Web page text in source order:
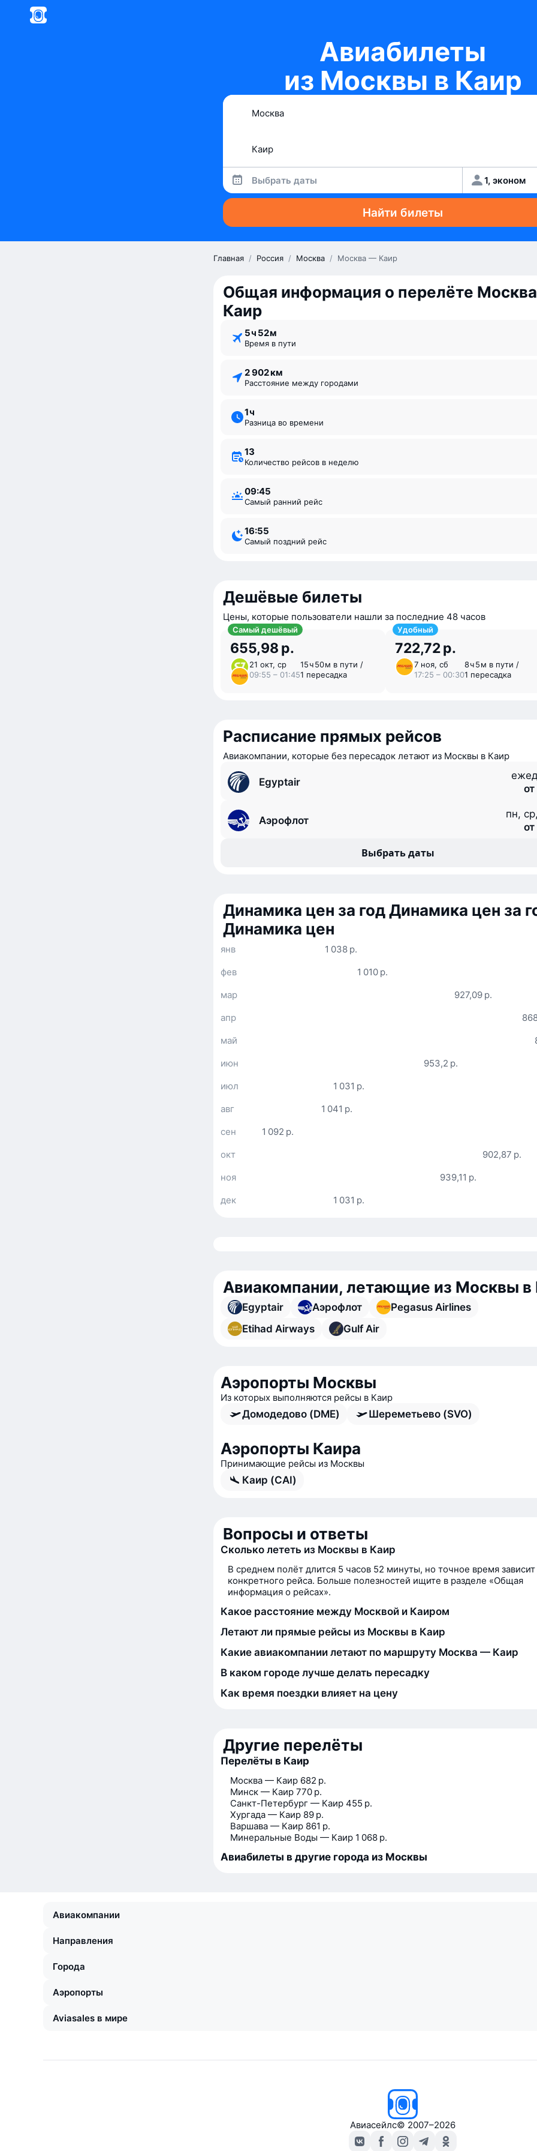
Авиабилеты
из Москвы в Каир
Выбрать даты 1, эконом
Найти билеты
Главная / Россия / Москва / Москва — Каир
Общая информация о перелёте
Каир
5 ⁠ч 52 ⁠м
Время в пути
2 902 км
Расстояние между городами
1 ⁠ч
Разница во времени
13
Количество рейсов в неделю
09:45
Самый ранний рейс
16:55
Самый поздний рейс
Дешёвые билеты
Цены, которые пользователи нашли за последние 48 часов
Самый дешёвый
655,98 р.
21 окт, ср
09:55 – 01:45
15 ⁠ч 50 ⁠м в пути /
1 пересадка
Удобный
722,72 р.
7 ноя, сб
17:25 – 00:30
8 ⁠ч 5 ⁠м в пути /
1 пересадка
Расписание прямых рейсов
Авиакомпании, которые без пересадок летают из Москвы в Каир
Egyptair
Аэрофлот
пн,
Выбрать даты
Динамика цен за годДинамика цен за
Динамика цен
1 038 р.
янв
1 010 р.
фев
927,09 р.
мар
апр
май
953,2 р.
июн
1 031 р.
июл
1 041 р.
авг
1 092 р.
сен
902,87 р.
окт
939,11 р.
ноя
1 031 р.
дек
Авиакомпании, летающие из Москвы в
Egyptair Аэрофлот
Pegasus Airlines
Etihad Airways
Gulf Air
Аэропорты Москвы
Из которых выполняются рейсы в Каир
Домодедово (DME) Шереметьево (SVO)
Аэропорты Каира
Принимающие рейсы из Москвы
Каир (CAI)
Вопросы и ответы
Сколько лететь из Москвы в Каир
В среднем полёт длится 5 часов 52 минуты, но точное время зависит
конкретного рейса. Больше полезностей ищите в разделе «Общая
информация о рейсах».
Какое расстояние между Москвой и Каиром
Летают ли прямые рейсы из Москвы в Каир
Какие авиакомпании летают по маршруту Москва — Каир
В каком городе лучше делать пересадку
Как время поездки влияет на цену
Другие перелёты
Перелёты в Каир
Москва — Каир 682 р.
Минск — Каир 770 р.
Санкт-Петербург — Каир 455 р.
Хургада — Каир 89 р.
Варшава — Каир 861 р.
Минеральные Воды — Каир 1 068 р.
Авиабилеты в другие города из Москвы
Авиакомпании
Направления
Города
Аэропорты
Aviasales в мире
Авиасейлс© 2007–2026